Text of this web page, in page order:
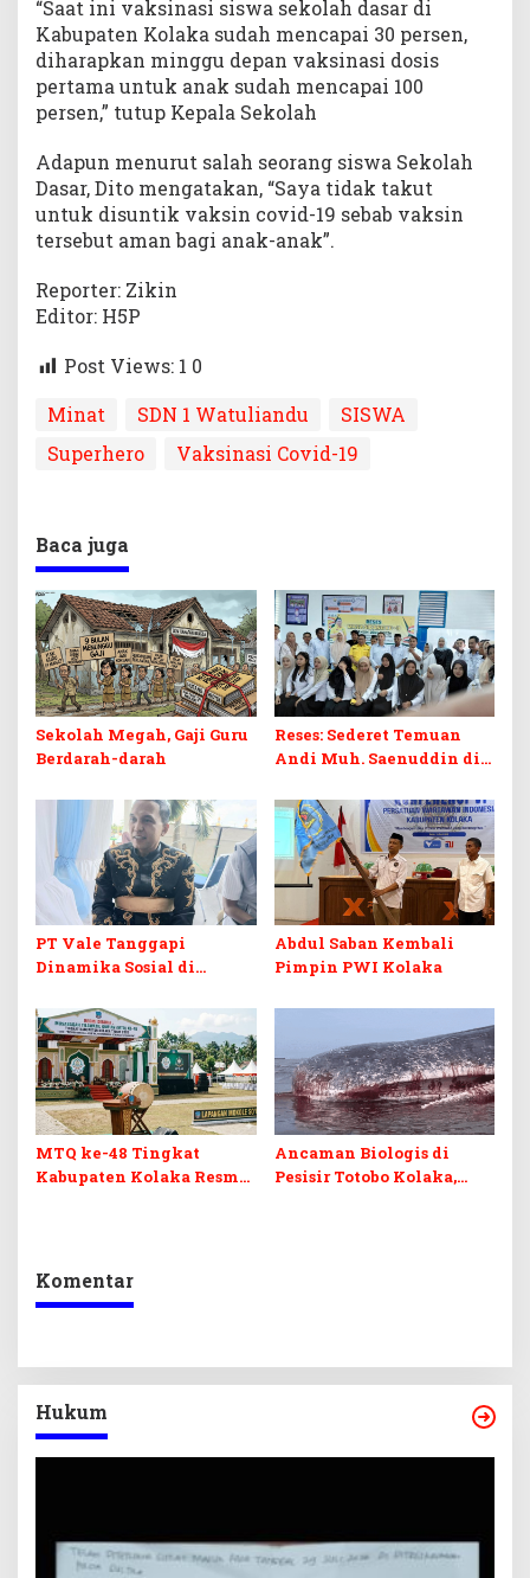
“Saat ini vaksinasi siswa sekolah dasar di
Kabupaten Kolaka sudah mencapai 30 persen,
diharapkan minggu depan vaksinasi dosis
pertama untuk anak sudah mencapai 100
persen,” tutup Kepala Sekolah
Adapun menurut salah seorang siswa Sekolah
Dasar, Dito mengatakan, “Saya tidak takut
untuk disuntik vaksin covid-19 sebab vaksin
tersebut aman bagi anak-anak”.
Reporter: Zikin
Editor: H5P
Post Views: 1 0
Minat
SDN 1 Watuliandu
SISWA
Superhero
Vaksinasi Covid-19
Baca juga
Sekolah Megah, Gaji Guru
Berdarah-darah
Reses: Sederet Temuan
Andi Muh. Saenuddin di
PT Vale Tanggapi
Dinamika Sosial di
Abdul Saban Kembali
Pimpin PWI Kolaka
MTQ ke-48 Tingkat
Kabupaten Kolaka Resmi
Ancaman Biologis di
Pesisir Totobo Kolaka,
Komentar
Hukum